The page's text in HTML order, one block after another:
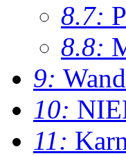
8.7:
8.8:
9:
10:
11: